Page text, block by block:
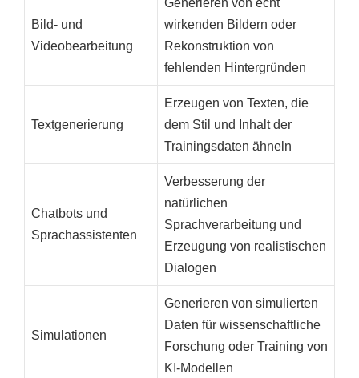
Bild- und
Videobearbeitung
Generieren von echt
wirkenden Bildern oder
Rekonstruktion von
fehlenden Hintergründen
Textgenerierung
Erzeugen von Texten, die
dem Stil und Inhalt der
Trainingsdaten ähneln
Chatbots und
Sprachassistenten
Verbesserung der
natürlichen
Sprachverarbeitung und
Erzeugung von realistischen
Dialogen
Simulationen
Generieren von simulierten
Daten für wissenschaftliche
Forschung oder Training von
KI-Modellen